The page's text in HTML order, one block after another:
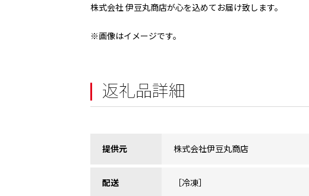
株式会社 伊豆丸商店が心を込めてお届け致します。
※画像はイメージです。
返礼品詳細
提供元 株式会社伊豆丸商店
配送 ［冷凍］